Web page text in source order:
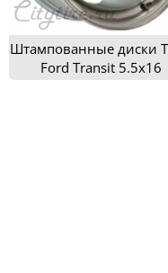
Штампованные диски
Ford Transit 5.5x16